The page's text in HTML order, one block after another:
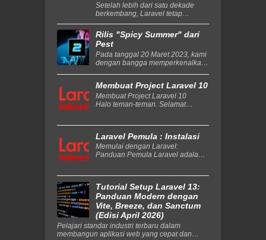
Setelah lebih dari satu dekade
berkembang, Laravel tetap
utama bagi developer. Pada 2026,
eko...
Rilis "Spicy Summer" dari
Pest
Pada tanggal 20 Maret 2023, kami
dengan bangga memperkenalkan
hingga saat in...
Membuat Project Laravel 10
Membuat Project Laravel 10
Halo teman-teman. Selamat
Laravel Pemula : Instalasi
Memulai dengan Laravel:
Panduan Pemula Laravel adalah
Tutorial Setup Laravel 13:
Panduan Modern dengan
Vite, Breeze, dan Sanctum
(Edisi April 2026)
Pelajari standar industri terbaru dalam
membangun aplikasi web yang cepat dan